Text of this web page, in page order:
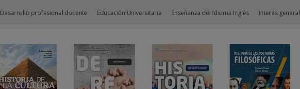
Desarrollo profesional docente Educación Universitaria Enseñanza del Idioma Inglés Interés general